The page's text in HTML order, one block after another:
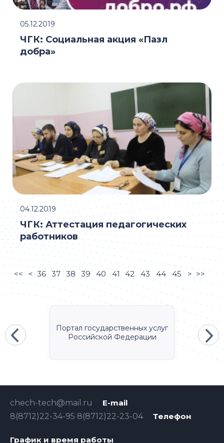
ЧГК: Социальная акция «Пазл
добра»
05.12.2019
ЧГК: Аттестация педагогических
работников
04.12.2019
<< < 36 37 38 39 40 41 42 43 44 45 > >>
Портал государственных услуг
Российской Федерации
E-mail
chech-tech@mail.ru
Телефон
8(8712)22-34-95 8(8712)22-23-04
График и время работы